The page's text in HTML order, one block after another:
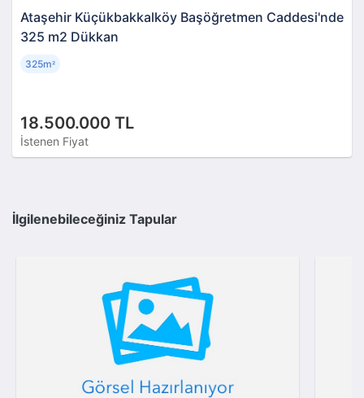
Ataşehir Küçükbakkalköy Başöğretmen Caddesi'nde
325 m2 Dükkan
18.500.000 TL
İstenen Fiyat
325m²
İlgilenebileceğiniz Tapular